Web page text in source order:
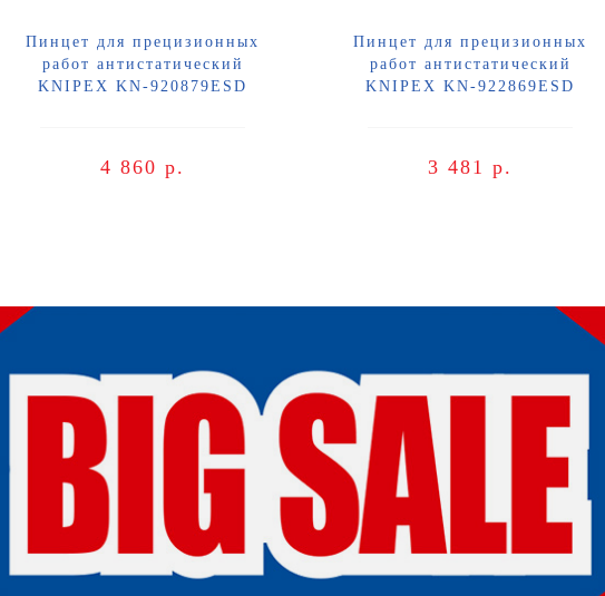
Пинцет для прецизионных
работ антистатический
KNIPEX KN-920879ESD
4 860 р.
Пинцет для прецизионных
работ антистатический
KNIPEX KN-922869ESD
3 481 р.